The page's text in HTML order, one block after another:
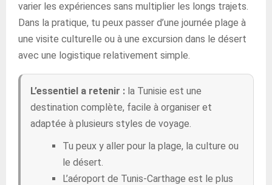
varier les expériences sans multiplier les longs trajets.
Dans la pratique, tu peux passer d’une journée plage à
une visite culturelle ou à une excursion dans le désert
avec une logistique relativement simple.
L’essentiel a retenir : la Tunisie est une
destination complète, facile à organiser et
adaptée à plusieurs styles de voyage.
Tu peux y aller pour la plage, la culture ou
le désert.
L’aéroport de Tunis-Carthage est le plus